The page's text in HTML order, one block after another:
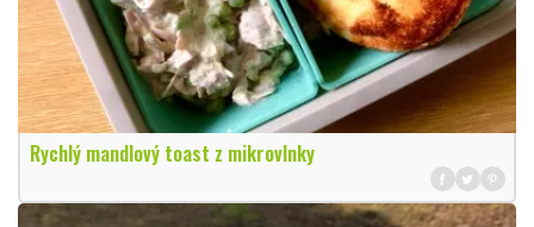
Rychlý mandlový toast z mikrovlnky